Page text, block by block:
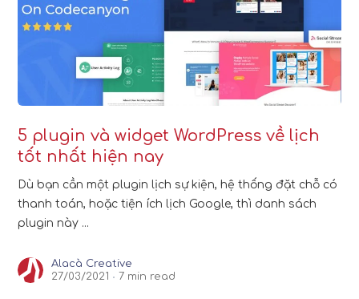
5 plugin và widget WordPress về lịch
tốt nhất hiện nay
Dù bạn cần một plugin lịch sự kiện, hệ thống đặt chỗ có
thanh toán, hoặc tiện ích lịch Google, thì danh sách
plugin này ...
Alacà Creative
27/03/2021
7 min read